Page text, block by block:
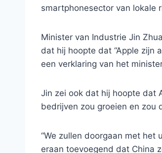
smartphonesector van lokale
Minister van Industrie Jin
dat hij hoopte dat “Apple zijn
een verklaring van het
Jin zei ook dat hij hoopte dat
bedrijven zou groeien en zou
“We zullen doorgaan met het
eraan toevoegend dat China